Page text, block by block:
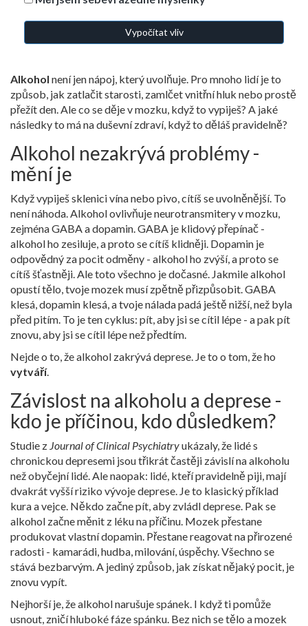
Vypočítat vliv
Alkohol není jen nápoj, který uvolňuje. Pro mnoho lidí je to
způsob, jak zatlačit starosti, zamlčet vnitřní hluk nebo prostě
přežít den. Ale co se děje v mozku, když to vypiješ? A jaké
následky to má na duševní zdraví, když to děláš pravidelně?
Alkohol nezakrývá problémy -
mění je
Když vypiješ sklenici vína nebo pivo, cítíš se uvolněnější. To
není náhoda. Alkohol ovlivňuje neurotransmitery v mozku,
zejména GABA a dopamin. GABA je klidový přepínač -
alkohol ho zesiluje, a proto se cítíš klidněji. Dopamin je
odpovědný za pocit odměny - alkohol ho zvýší, a proto se
cítíš šťastněji. Ale toto všechno je dočasné. Jakmile alkohol
opustí tělo, tvoje mozek musí zpětně přizpůsobit. GABA
klesá, dopamin klesá, a tvoje nálada padá ještě nižší, než byla
před pitím. To je ten cyklus: pít, aby jsi se cítil lépe - a pak pít
znovu, aby jsi se cítil lépe než předtím.
Nejde o to, že alkohol zakrývá deprese. Je to o tom, že ho
vytváří.
Závislost na alkoholu a deprese -
kdo je příčinou, kdo důsledkem?
Studie z Journal of Clinical Psychiatryukázaly, že lidé s
chronickou depresemi jsou třikrát častěji závislí na alkoholu
než obyčejní lidé. Ale naopak: lidé, kteří pravidelně piji, mají
dvakrát vyšší riziko vývoje deprese. Je to klasický příklad
kura a vejce. Někdo začne pít, aby zvládl deprese. Pak se
alkohol začne měnit z léku na příčinu. Mozek přestane
produkovat vlastní dopamin. Přestane reagovat na přirozené
radosti - kamarádi, hudba, milování, úspěchy. Všechno se
stává bezbarvým. A jediný způsob, jak získat nějaký pocit, je
znovu vypít.
Nejhorší je, že alkohol narušuje spánek. I když ti pomůže
usnout, zničí hluboké fáze spánku. Bez nich se tělo a mozek